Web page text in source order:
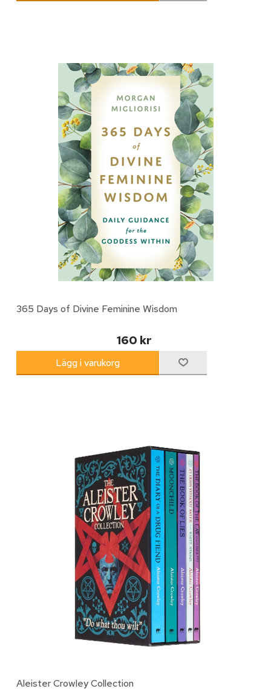
365 Days of Divine Feminine Wisdom
160 kr
Aleister Crowley Collection